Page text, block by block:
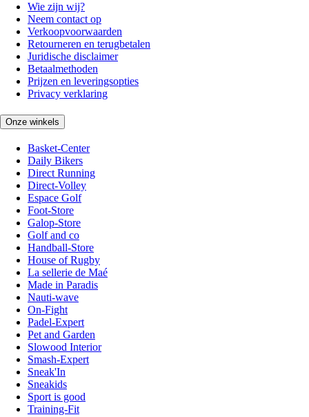
Wie zijn wij?
Neem contact op
Verkoopvoorwaarden
Retourneren en terugbetalen
Juridische disclaimer
Betaalmethoden
Prijzen en leveringsopties
Privacy verklaring
Onze winkels
Basket-Center
Daily Bikers
Direct Running
Direct-Volley
Espace Golf
Foot-Store
Galop-Store
Golf and co
Handball-Store
House of Rugby
La sellerie de Maé
Made in Paradis
Nauti-wave
On-Fight
Padel-Expert
Pet and Garden
Slowood Interior
Smash-Expert
Sneak'In
Sneakids
Sport is good
Training-Fit